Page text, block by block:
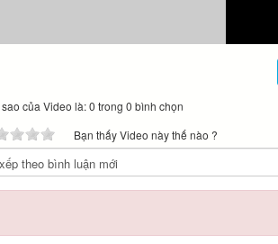
của Video là: 0 trong 0 bình chọn
Bạn thấy Video này thế nào ?